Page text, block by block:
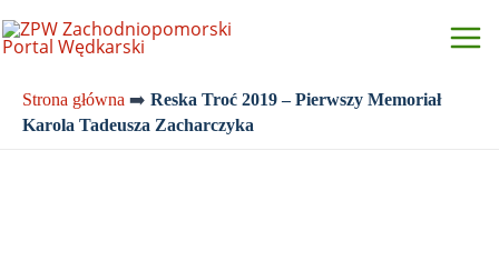
do
Strona główna ➡️ Reska Troć 2019 – Pierwszy Memoriał
Karola Tadeusza Zacharczyka